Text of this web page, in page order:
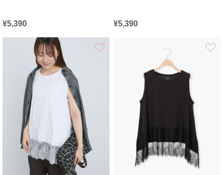
¥5,390 ¥5,390